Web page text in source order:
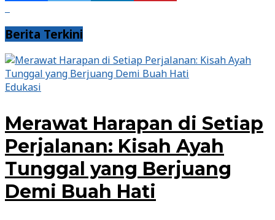
Berita Terkini
Edukasi
Merawat Harapan di Setiap
Perjalanan: Kisah Ayah
Tunggal yang Berjuang
Demi Buah Hati